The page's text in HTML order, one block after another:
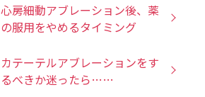
心房細動アブレーション後、薬
の服用をやめるタイミング
カテーテルアブレーションをす
るべきか迷ったら……